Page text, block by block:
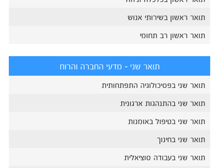
תואר ראשון בשירותי אנוש
תואר ראשון רב תחומי
תואר שני - מדעי החברה והרוח
תואר שני בפסיכולוגיה התפתחותית
תואר שני בהתנהגות ארגונית
תואר שני בטיפול באומנות
תואר שני בחינוך
תואר שני בעבודה סוציאלית